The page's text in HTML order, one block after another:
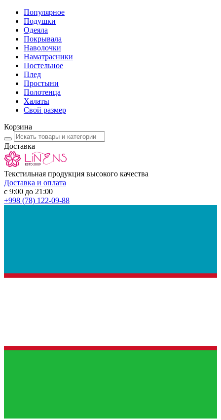
Популярное
Подушки
Одеяла
Покрывала
Наволочки
Наматрасники
Постельное
Плед
Простыни
Полотенца
Халаты
Свой размер
Корзина
Доставка
Текстильная продукция высокого качества
Доставка и оплата
с 9:00 до 21:00
+998 (78) 122-09-88